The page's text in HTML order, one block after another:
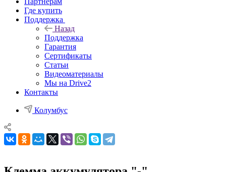
Где купить
Поддержка
Назад
Поддержка
Гарантия
Сертификаты
Статьи
Видеоматериалы
Мы на Drive2
Контакты
Колумбус